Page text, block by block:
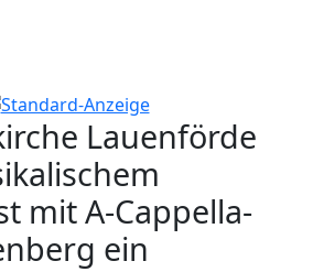
Lauenförde
mit A-Cappella-
ein